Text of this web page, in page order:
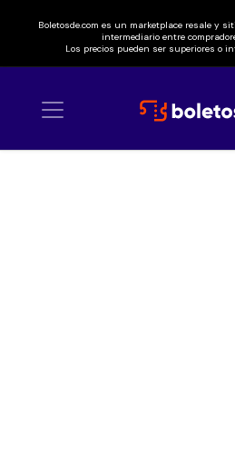
Boletosde.com es un marketplace resale y
intermediario entre
Los precios pueden ser superiores o